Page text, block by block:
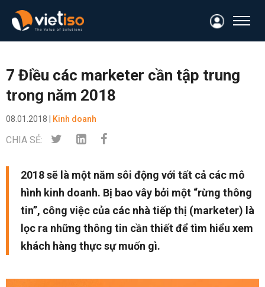
7 Điều các marketer cần tập trung
trong năm 2018
08.01.2018 | Kinh doanh
CHIA SẺ:
2018 sẽ là một năm sôi động với tất cả các mô
hình kinh doanh. Bị bao vây bởi một “rừng thông
tin”, công việc của các nhà tiếp thị (marketer) là
lọc ra những thông tin cần thiết để tìm hiểu xem
khách hàng thực sự muốn gì.